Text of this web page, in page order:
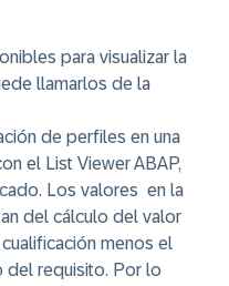
para visualizar la
llamarlos de la
de perfiles en una
el List Viewer ABAP,
Los valores ​ en la
del cálculo del valor
menos el
del requisito. Por lo